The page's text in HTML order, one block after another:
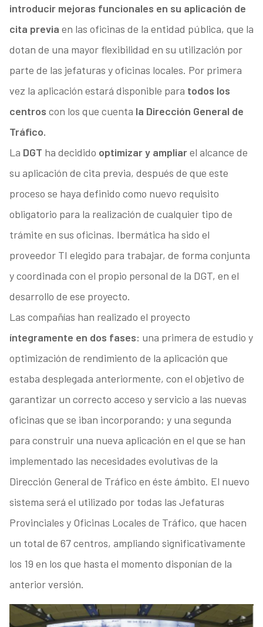
introducir mejoras funcionales en su aplicación de
cita previa en las oficinas de la entidad pública, que la
dotan de una mayor flexibilidad en su utilización por
parte de las jefaturas y oficinas locales. Por primera
vez la aplicación estará disponible para todos los
centros con los que cuenta la Dirección General de
Tráfico.
La DGT ha decidido optimizar y ampliarel alcance de
su aplicación de cita previa, después de que este
proceso se haya definido como nuevo requisito
obligatorio para la realización de cualquier tipo de
trámite en sus oficinas. Ibermática ha sido el
proveedor TI elegido para trabajar, de forma conjunta
y coordinada con el propio personal de la DGT, en el
desarrollo de ese proyecto.
Las compañías han realizado el proyecto
íntegramente en dos fases: una primera de estudio y
optimización de rendimiento de la aplicación que
estaba desplegada anteriormente, con el objetivo de
garantizar un correcto acceso y servicio a las nuevas
oficinas que se iban incorporando; y una segunda
para construir una nueva aplicación en el que se han
implementado las necesidades evolutivas de la
Dirección General de Tráfico en éste ámbito. El nuevo
sistema será el utilizado por todas las Jefaturas
Provinciales y Oficinas Locales de Tráfico, que hacen
un total de 67 centros, ampliando significativamente
los 19 en los que hasta el momento disponían de la
anterior versión.